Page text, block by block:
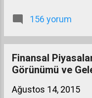
başına düşen gelir
gelirli ekonomiler
aynı kategoride yer
itibariyle 10.784
bir büyüme gösterdi
156 yorum
Finansal
Görünümü ve
Ağustos 14, 2015